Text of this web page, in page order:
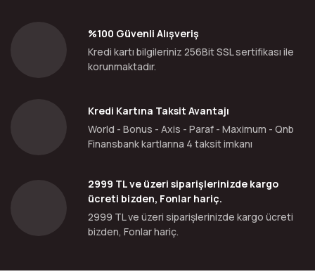
%100 Güvenli Alışveriş
Kredi kartı bilgileriniz 256Bit SSL sertifikası ile
korunmaktadır.
Kredi Kartına Taksit Avantajı
World - Bonus - Axis - Paraf - Maximum - Qnb
Finansbank kartlarına 4 taksit imkanı
2999 TL ve üzeri siparişlerinizde kargo
ücreti bizden, Fonlar hariç.
2999 TL ve üzeri siparişlerinizde kargo ücreti
bizden, Fonlar hariç.